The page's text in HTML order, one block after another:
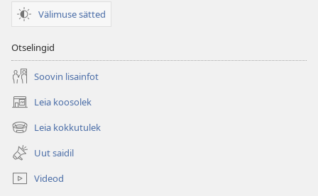
Välimuse sätted
Otselingid
Soovin lisainfot
Leia koosolek
(avab
uue
akna)
Leia kokkutulek
(avab
uue
akna)
Uut saidil
Videod